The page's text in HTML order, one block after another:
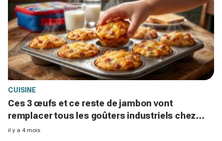
CUISINE
Ces 3 œufs et ce reste de jambon vont
remplacer tous les goûters industriels chez
vous en 15 minutes
il y a 4 mois